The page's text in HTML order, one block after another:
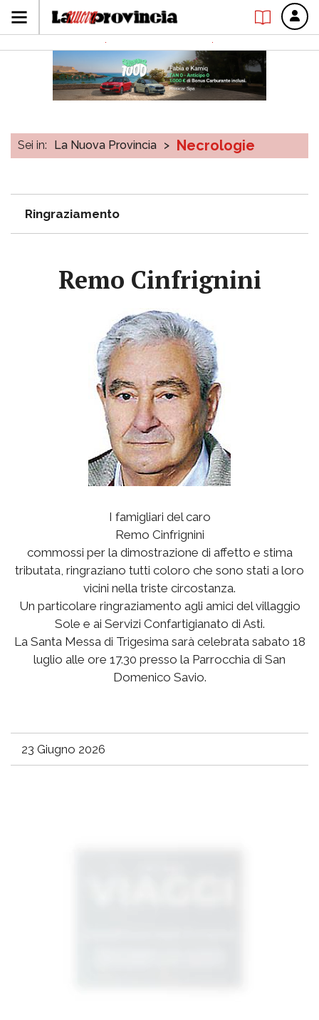
Sei in: La Nuova Provincia > Necrologie
Ringraziamento
Remo Cinfrignini
I famigliari del caro
Remo Cinfrignini
commossi per la dimostrazione di affetto e stima
tributata, ringraziano tutti coloro che sono stati a loro
vicini nella triste circostanza.
Un particolare ringraziamento agli amici del villaggio
Sole e ai Servizi Confartigianato di Asti.
La Santa Messa di Trigesima sarà celebrata sabato 18
luglio alle ore 17.30 presso la Parrocchia di San
Domenico Savio.
23 Giugno 2026